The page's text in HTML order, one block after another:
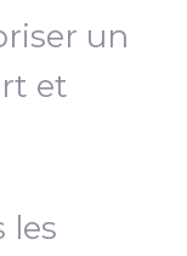
un
et
les